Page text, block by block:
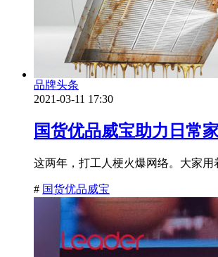
品牌头条
2021-03-11 17:30
国货优品威宝助力日常
这两年，打工人梗火爆网络。大家
# 国货优品威宝